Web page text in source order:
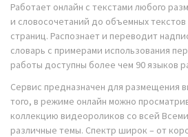
Работает онлайн с текстами любого
и словосочетаний до объемных
страниц. Распознает и переводит
словарь с примерами использования
работы доступны более чем 90 языков
Сервис предназначен для размещения
того, в режиме онлайн можно
коллекцию видеороликов со всей
различные темы. Спектр широк – от